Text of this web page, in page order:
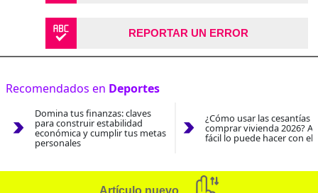
REPORTAR UN ERROR
Recomendados en Deportes
Domina tus finanzas: claves
para construir estabilidad
económica y cumplir tus metas
personales
¿Cómo usar las cesantías
comprar vivienda 2026?
fácil lo puede hacer con el
Artículo nuevo